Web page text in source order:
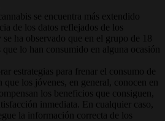
se encuentra más extendido
de los datos reflejados de los
ha observado que en el grupo de 18
lo han consumido en alguna ocasión
estrategias para frenar el consumo de
los jóvenes, en general, conocen en
los beneficios que consiguen,
inmediata. En cualquier caso,
la información correcta de los